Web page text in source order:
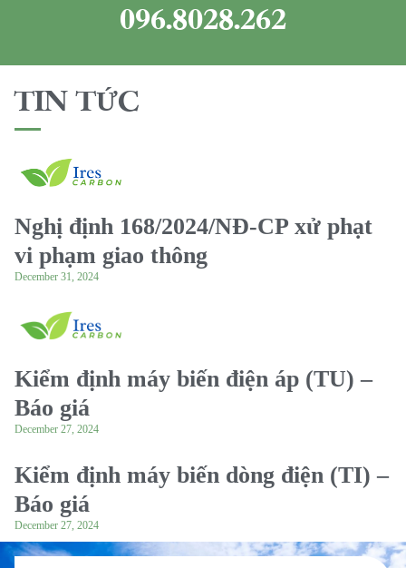
096.8028.262
TIN TỨC
Nghị định 168/2024/NĐ-CP xử phạt
vi phạm giao thông
December 31, 2024
Kiểm định máy biến điện áp (TU) –
Báo giá
December 27, 2024
Kiểm định máy biến dòng điện (TI) –
Báo giá
December 27, 2024